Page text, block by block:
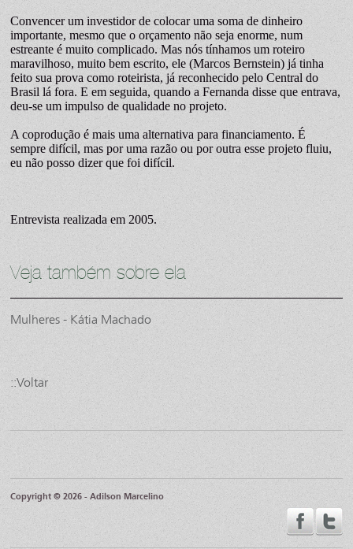
Convencer um investidor de colocar uma soma de dinheiro
importante, mesmo que o orçamento não seja enorme, num
estreante é muito complicado. Mas nós tínhamos um roteiro
maravilhoso, muito bem escrito, ele (Marcos Bernstein) já tinha
feito sua prova como roteirista, já reconhecido pelo Central do
Brasil lá fora. E em seguida, quando a Fernanda disse que entrava,
deu-se um impulso de qualidade no projeto.
A coprodução é mais uma alternativa para financiamento. É
sempre difícil, mas por uma razão ou por outra esse projeto fluiu,
eu não posso dizer que foi difícil.
Entrevista realizada em 2005.
Veja também sobre ela
Mulheres - Kátia Machado
::Voltar
Copyright © 2026 - Adilson Marcelino